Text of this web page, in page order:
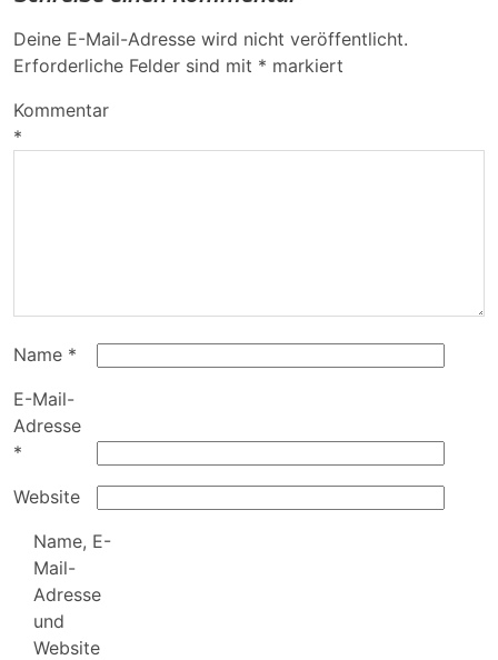
Deine E-Mail-Adresse wird nicht veröffentlicht.
Erforderliche Felder sind mit * markiert
Kommentar
*
Name *
E-Mail-
Adresse
*
Website
Name, E-
Mail-
Adresse
und
Website